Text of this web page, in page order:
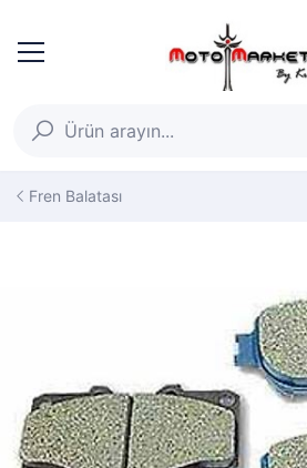
Fren Balatası